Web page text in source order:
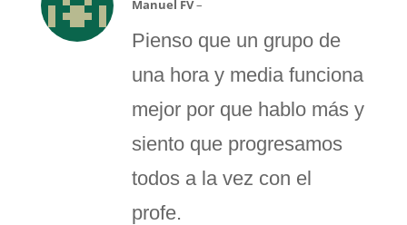
con5de 5
Manuel FV–
Pienso que un grupo de
una hora y media funciona
mejor por que hablo más y
siento que progresamos
todos a la vez con el
profe.